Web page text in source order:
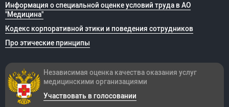
Информация о специальной оценке условий труда в АО
"Медицина"
Кодекс корпоративной этики и поведения сотрудников
Про этические принципы
Независимая оценка качества оказания услуг
медицинскими организациями
Участвовать в голосовании